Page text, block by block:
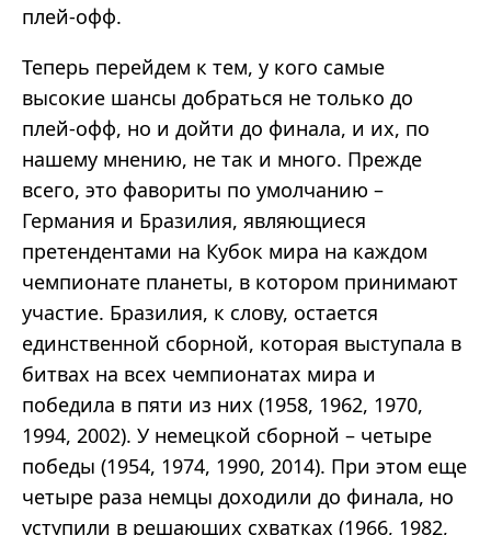
плей-офф.
Теперь перейдем к тем, у кого самые
высокие шансы добраться не только до
плей-офф, но и дойти до финала, и их, по
нашему мнению, не так и много. Прежде
всего, это фавориты по умолчанию –
Германия и Бразилия, являющиеся
претендентами на Кубок мира на каждом
чемпионате планеты, в котором принимают
участие. Бразилия, к слову, остается
единственной сборной, которая выступала в
битвах на всех чемпионатах мира и
победила в пяти из них (1958, 1962, 1970,
1994, 2002). У немецкой сборной – четыре
победы (1954, 1974, 1990, 2014). При этом еще
четыре раза немцы доходили до финала, но
уступили в решающих схватках (1966, 1982,